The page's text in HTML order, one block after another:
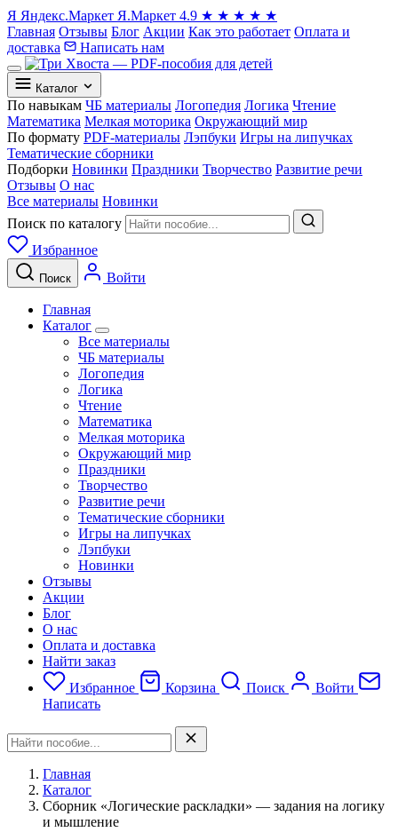
Я Яндекс.Маркет Я.Маркет 4.9 ★ ★ ★ ★ ★
Главная Отзывы Блог Акции Как это работает Оплата и
доставка
Написать нам
Каталог
По навыкам ЧБ материалы Логопедия Логика Чтение
Математика Мелкая моторика Окружающий мир
По формату PDF-материалы Лэпбуки Игры на липучках
Тематические сборники
Подборки Новинки Праздники Творчество Развитие речи
Отзывы О нас
Все материалы Новинки
Поиск по каталогу
Избранное
Поиск Войти
Главная
Каталог
Все материалы
ЧБ материалы
Логопедия
Логика
Чтение
Математика
Мелкая моторика
Окружающий мир
Праздники
Творчество
Развитие речи
Тематические сборники
Игры на липучках
Лэпбуки
Новинки
Отзывы
Акции
Блог
О нас
Оплата и доставка
Найти заказ
Избранное
Корзина Поиск
Войти
Написать
Главная
Каталог
Сборник «Логические раскладки» — задания на логику
и мышление